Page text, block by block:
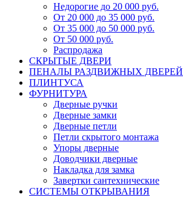
Недорогие до 20 000 руб.
От 20 000 до 35 000 руб.
От 35 000 до 50 000 руб.
От 50 000 руб.
Распродажа
СКРЫТЫЕ ДВЕРИ
ПЕНАЛЫ РАЗДВИЖНЫХ ДВЕРЕЙ
ПЛИНТУСА
ФУРНИТУРА
Дверные ручки
Дверные замки
Дверные петли
Петли скрытого монтажа
Упоры дверные
Доводчики дверные
Накладка для замка
Завертки сантехнические
СИСТЕМЫ ОТКРЫВАНИЯ